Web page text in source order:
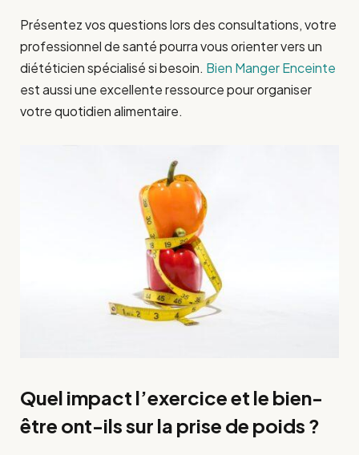
Présentez vos questions lors des consultations, votre
professionnel de santé pourra vous orienter vers un
diététicien spécialisé si besoin. Bien Manger Enceinte
est aussi une excellente ressource pour organiser
votre quotidien alimentaire.
Quel impact l’exercice et le bien-
être ont-ils sur la prise de poids ?